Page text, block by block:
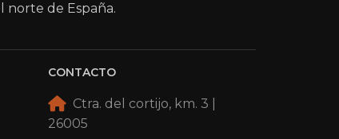
norte de España.
CONTACTO
Ctra. del cortijo, km. 3 |
26005